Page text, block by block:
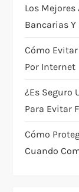
i
o
n
Los
Bancarias
Cómo
Por Internet
¿Es Seguro
Para Evitar
Cómo
Cuando